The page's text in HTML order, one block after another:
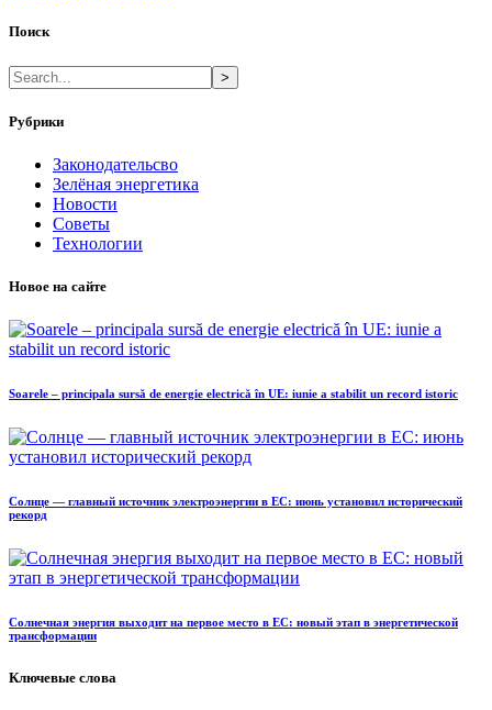
Поиск
>
Рубрики
Законодательсво
Зелёная энергетика
Новости
Советы
Технологии
Новое на сайте
Soarele – principala sursă de energie electrică în UE: iunie a stabilit un record istoric
Солнце — главный источник электроэнергии в ЕС: июнь установил исторический
рекорд
Солнечная энергия выходит на первое место в ЕС: новый этап в энергетической
трансформации
Ключевые слова